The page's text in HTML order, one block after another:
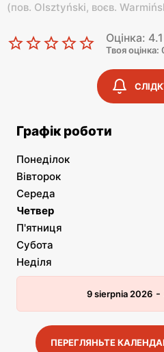
(пов. Olsztyński, воєв.
Оцінка:
Твоя оцінка:
Графік роботи
Понеділок
Вівторок
Середа
Четвер
П'ятниця
Субота
Неділя
9 sierpnia 2026 -
ПЕРЕГЛЯНЬТЕ